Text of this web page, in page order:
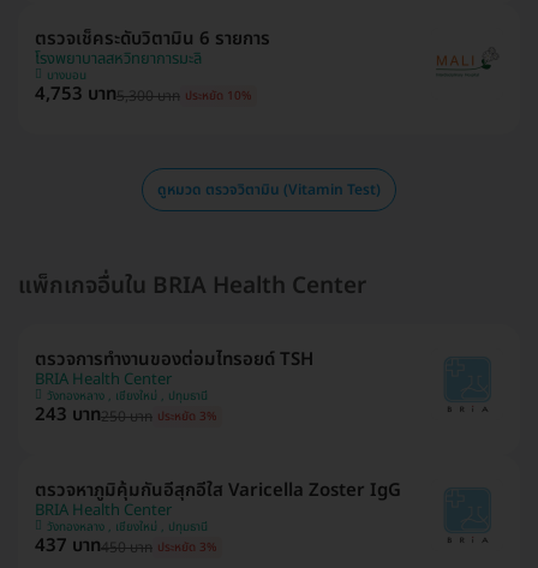
ตรวจเช็คระดับวิตามิน 6 รายการ
โรงพยาบาลสหวิทยาการมะลิ
บางบอน
4,753 บาท5,300 บาท ประหยัด 10%
ดูหมวด ตรวจวิตามิน (Vitamin Test)
แพ็กเกจอื่นใน BRIA Health Center
ตรวจการทำงานของต่อมไทรอยด์ TSH
BRIA Health Center
วังทองหลาง , เชียงใหม่ , ปทุมธานี
243 บาท250 บาท ประหยัด 3%
ตรวจหาภูมิคุ้มกันอีสุกอีใส Varicella Zoster IgG
BRIA Health Center
วังทองหลาง , เชียงใหม่ , ปทุมธานี
437 บาท450 บาท ประหยัด 3%